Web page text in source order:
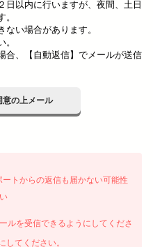
以内に行いますが、夜間、土日
い場合があります。
、【自動返信】でメールが送信
意の上メール
トからの返信も届かない可能性
ルを受信できるようにしてくださ
てください。